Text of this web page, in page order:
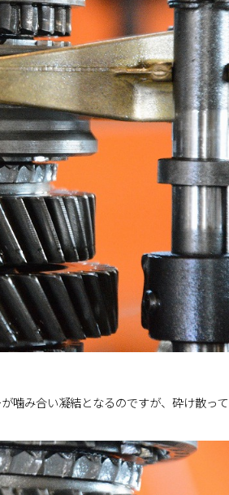
噛み合い凝結となるのですが、砕け散っ